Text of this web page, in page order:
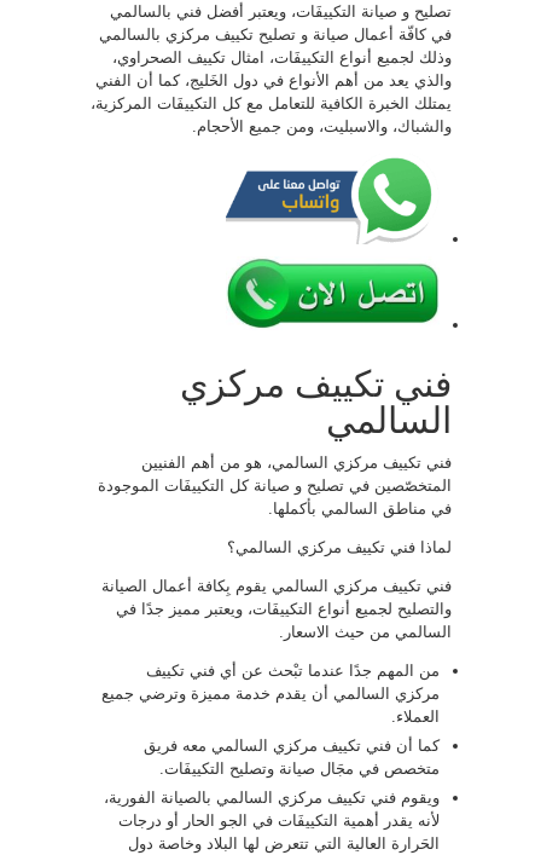
تصليح و صيانة التكييفَات، ويعتبر أفضل فني بالسالمي
في كافّة أعمال صيانة و تصليح تكييف مركزي بالسالمي
وذلك لجميع أنواع التكييفَات، امثال تكييف الصحراوي،
والذي يعد من أهم الأنواع في دول الخَليج، كما أن الفني
يمتلك الخبرة الكافية للتعامل مع كل التكييفَات المركزية،
والشباك، والاسبليت، ومن جميع الأحجام.
فني تكييف مركزي
السالمي
فني تكييف مركزي السالمي، هو من أهم الفنيين
المتخصّصين في تصليح و صيانة كل التكييفَات الموجودة
في مناطق السالمي بأكملها.
لماذا فني تكييف مركزي السالمي؟
فني تكييف مركزي السالمي يقوم بِكافة أعمال الصيانة
والتصليح لجميع أنواع التكييفَات، ويعتبر مميز جدًا في
السالمي من حيث الاسعار.
من المهم جدًا عندما تبْحث عن أي فني تكييف
مركزي السالمي أن يقدم خدمة مميزة وترضي جميع
العملاء.
كما أن فني تكييف مركزي السالمي معه فريق
متخصص في مجَال صيانة وتصليح التكييفَات.
ويقوم فني تكييف مركزي السالمي بالصيانة الفورية،
لأنه يقدر أهمية التكييفَات في الجو الحار أو درجات
الحَرارة العالية التي تتعرض لها البلاد وخاصة دول